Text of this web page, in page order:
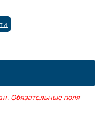
Обязательные поля